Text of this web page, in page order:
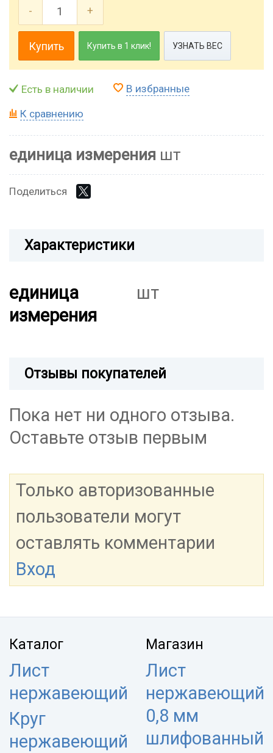
- +
Купить Купить в 1 клик! УЗНАТЬ ВЕС
Есть в наличии В избранные
К сравнению
единица измерения шт
Поделиться
Характеристики
единица
измерения
шт
Отзывы покупателей
Пока нет ни одного отзыва.
Оставьте отзыв первым
Только авторизованные
пользователи могут
оставлять комментарии
Вход
Каталог
Лист
нержавеющий
Круг
нержавеющий
Магазин
Лист
нержавеющий
0,8 мм
шлифованный